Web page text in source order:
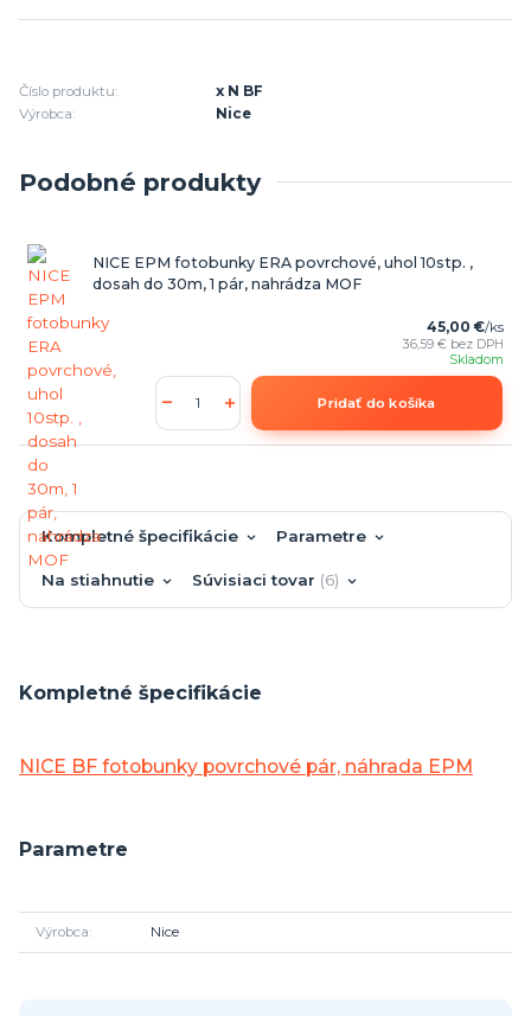
Číslo produktu:
x N BF
Výrobca:
Nice
Podobné produkty
NICE EPM fotobunky ERA povrchové, uhol 10stp. ,
dosah do 30m, 1 pár, nahrádza MOF
45,00 €/ks
36,59 € bez DPH
Skladom
Pridať do košíka
Kompletné špecifikácie Parametre
Na stiahnutie Súvisiaci tovar 6
Kompletné špecifikácie
NICE BF fotobunky povrchové pár, náhrada EPM
Parametre
Výrobca Nice